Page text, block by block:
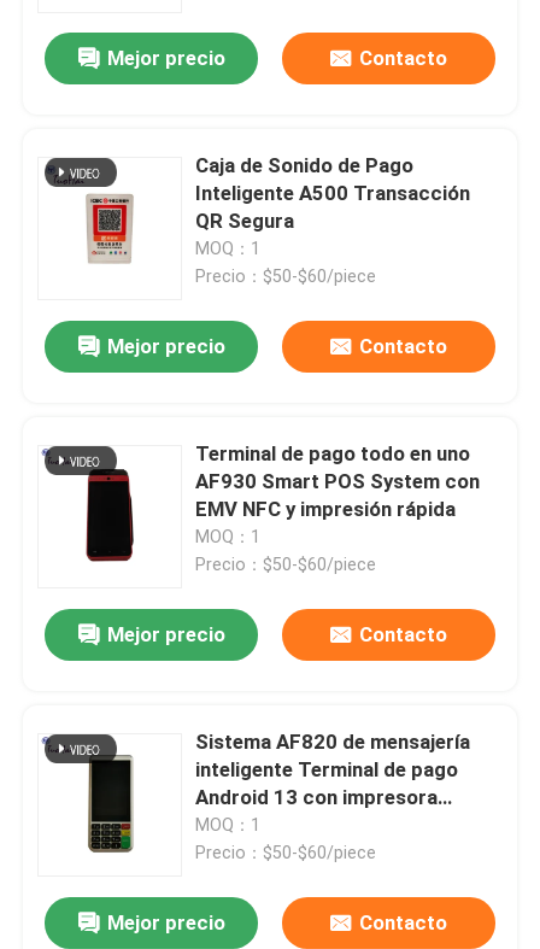
Mejor precio Contacto
Caja de Sonido de Pago
Inteligente A500 Transacción
QR Segura
MOQ：1
Precio：$50-$60/piece
Mejor precio Contacto
Terminal de pago todo en uno
AF930 Smart POS System con
EMV NFC y impresión rápida
MOQ：1
Precio：$50-$60/piece
Mejor precio Contacto
Sistema AF820 de mensajería
inteligente Terminal de pago
Android 13 con impresora
incorporada 4G / Wi-Fi Terminal
de pago inteligente todo en uno
MOQ：1
Precio：$50-$60/piece
Mejor precio Contacto